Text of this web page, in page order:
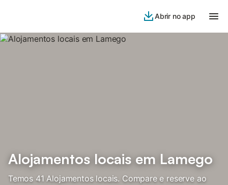
Abrir no app
Alojamentos locais em Lamego
Temos 41 Alojamentos locais. Compare e reserve ao